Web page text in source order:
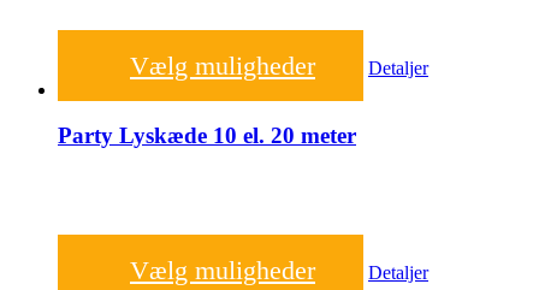
Vælg muligheder Detaljer
Party Lyskæde 10 el. 20 meter
75,00 kr.
Vælg muligheder Detaljer